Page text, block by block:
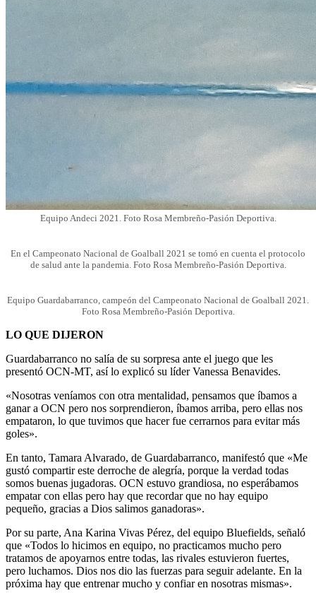
Equipo Andeci 2021. Foto Rosa Membreño-Pasión Deportiva.
En el Campeonato Nacional de Goalball 2021 se tomó en cuenta el protocolo
de salud ante la pandemia. Foto Rosa Membreño-Pasión Deportiva.
Equipo Guardabarranco, campeón del Campeonato Nacional de Goalball 2021.
Foto Rosa Membreño-Pasión Deportiva.
LO QUE DIJERON
Guardabarranco no salía de su sorpresa ante el juego que les
presentó OCN-MT, así lo explicó su líder Vanessa Benavides.
«Nosotras veníamos con otra mentalidad, pensamos que íbamos a
ganar a OCN pero nos sorprendieron, íbamos arriba, pero ellas nos
empataron, lo que tuvimos que hacer fue cerrarnos para evitar más
goles».
En tanto, Tamara Alvarado, de Guardabarranco, manifestó que «Me
gustó compartir este derroche de alegría, porque la verdad todas
somos buenas jugadoras. OCN estuvo grandiosa, no esperábamos
empatar con ellas pero hay que recordar que no hay equipo
pequeño, gracias a Dios salimos ganadoras».
Por su parte, Ana Karina Vivas Pérez, del equipo Bluefields, señaló
que «Todos lo hicimos en equipo, no practicamos mucho pero
tratamos de apoyarnos entre todas, las rivales estuvieron fuertes,
pero luchamos. Dios nos dio las fuerzas para seguir adelante. En la
próxima hay que entrenar mucho y confiar en nosotras mismas».